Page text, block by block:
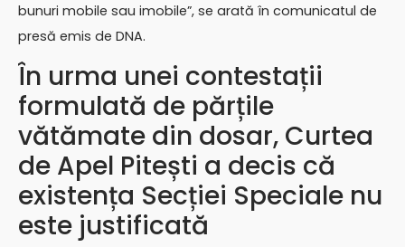
bunuri mobile sau imobile”, se arată în comunicatul de
presă emis de DNA.
În urma unei contestații
formulată de părțile
vătămate din dosar, Curtea
de Apel Pitești a decis că
existența Secției Speciale nu
este justificată